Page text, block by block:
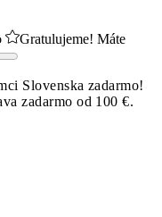
Gratulujeme! Máte
Slovenska zadarmo!
zadarmo od 100 €.